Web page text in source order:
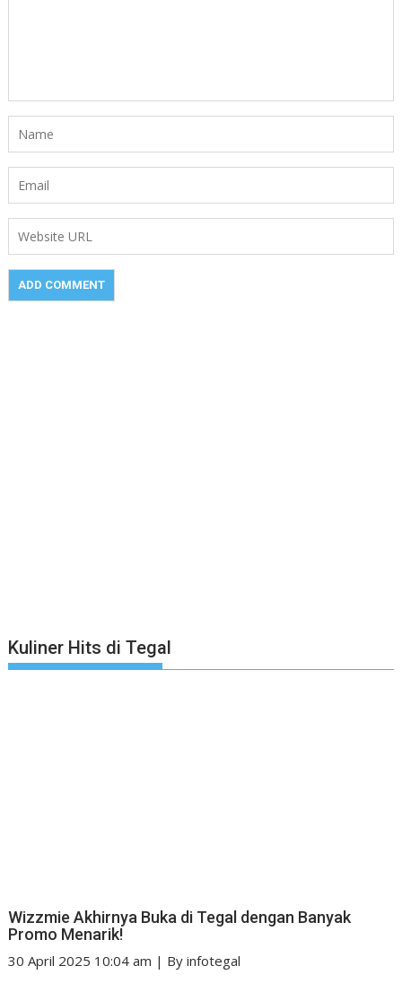
Kuliner Hits di Tegal
Wizzmie Akhirnya Buka di Tegal dengan Banyak
Promo Menarik!
30 April 2025 10:04 am | Byinfotegal